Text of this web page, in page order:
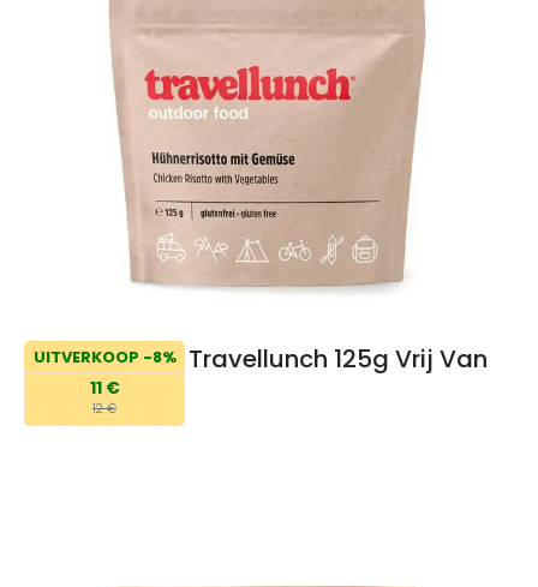
UITVERKOOP -8%
11 €
12 €
Travellunch 125g Vrij Van